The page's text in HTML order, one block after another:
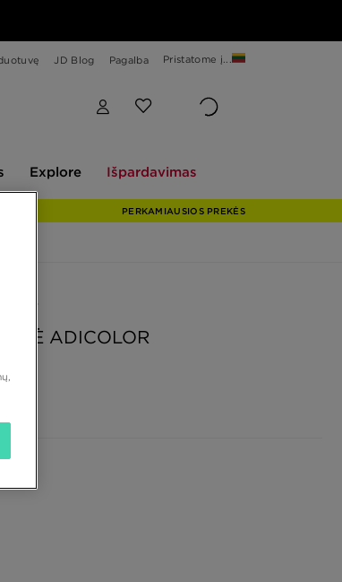
JD Blog Pagalba Pristatome į...
Explore Išpardavimas
PERKAMIAUSIOS PREKĖS
ADICOLOR